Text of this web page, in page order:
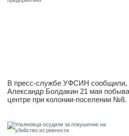
В пресс-службе УФСИН сообщили,
Александр Болдакин 21 мая
центре при колонии-поселении №8.